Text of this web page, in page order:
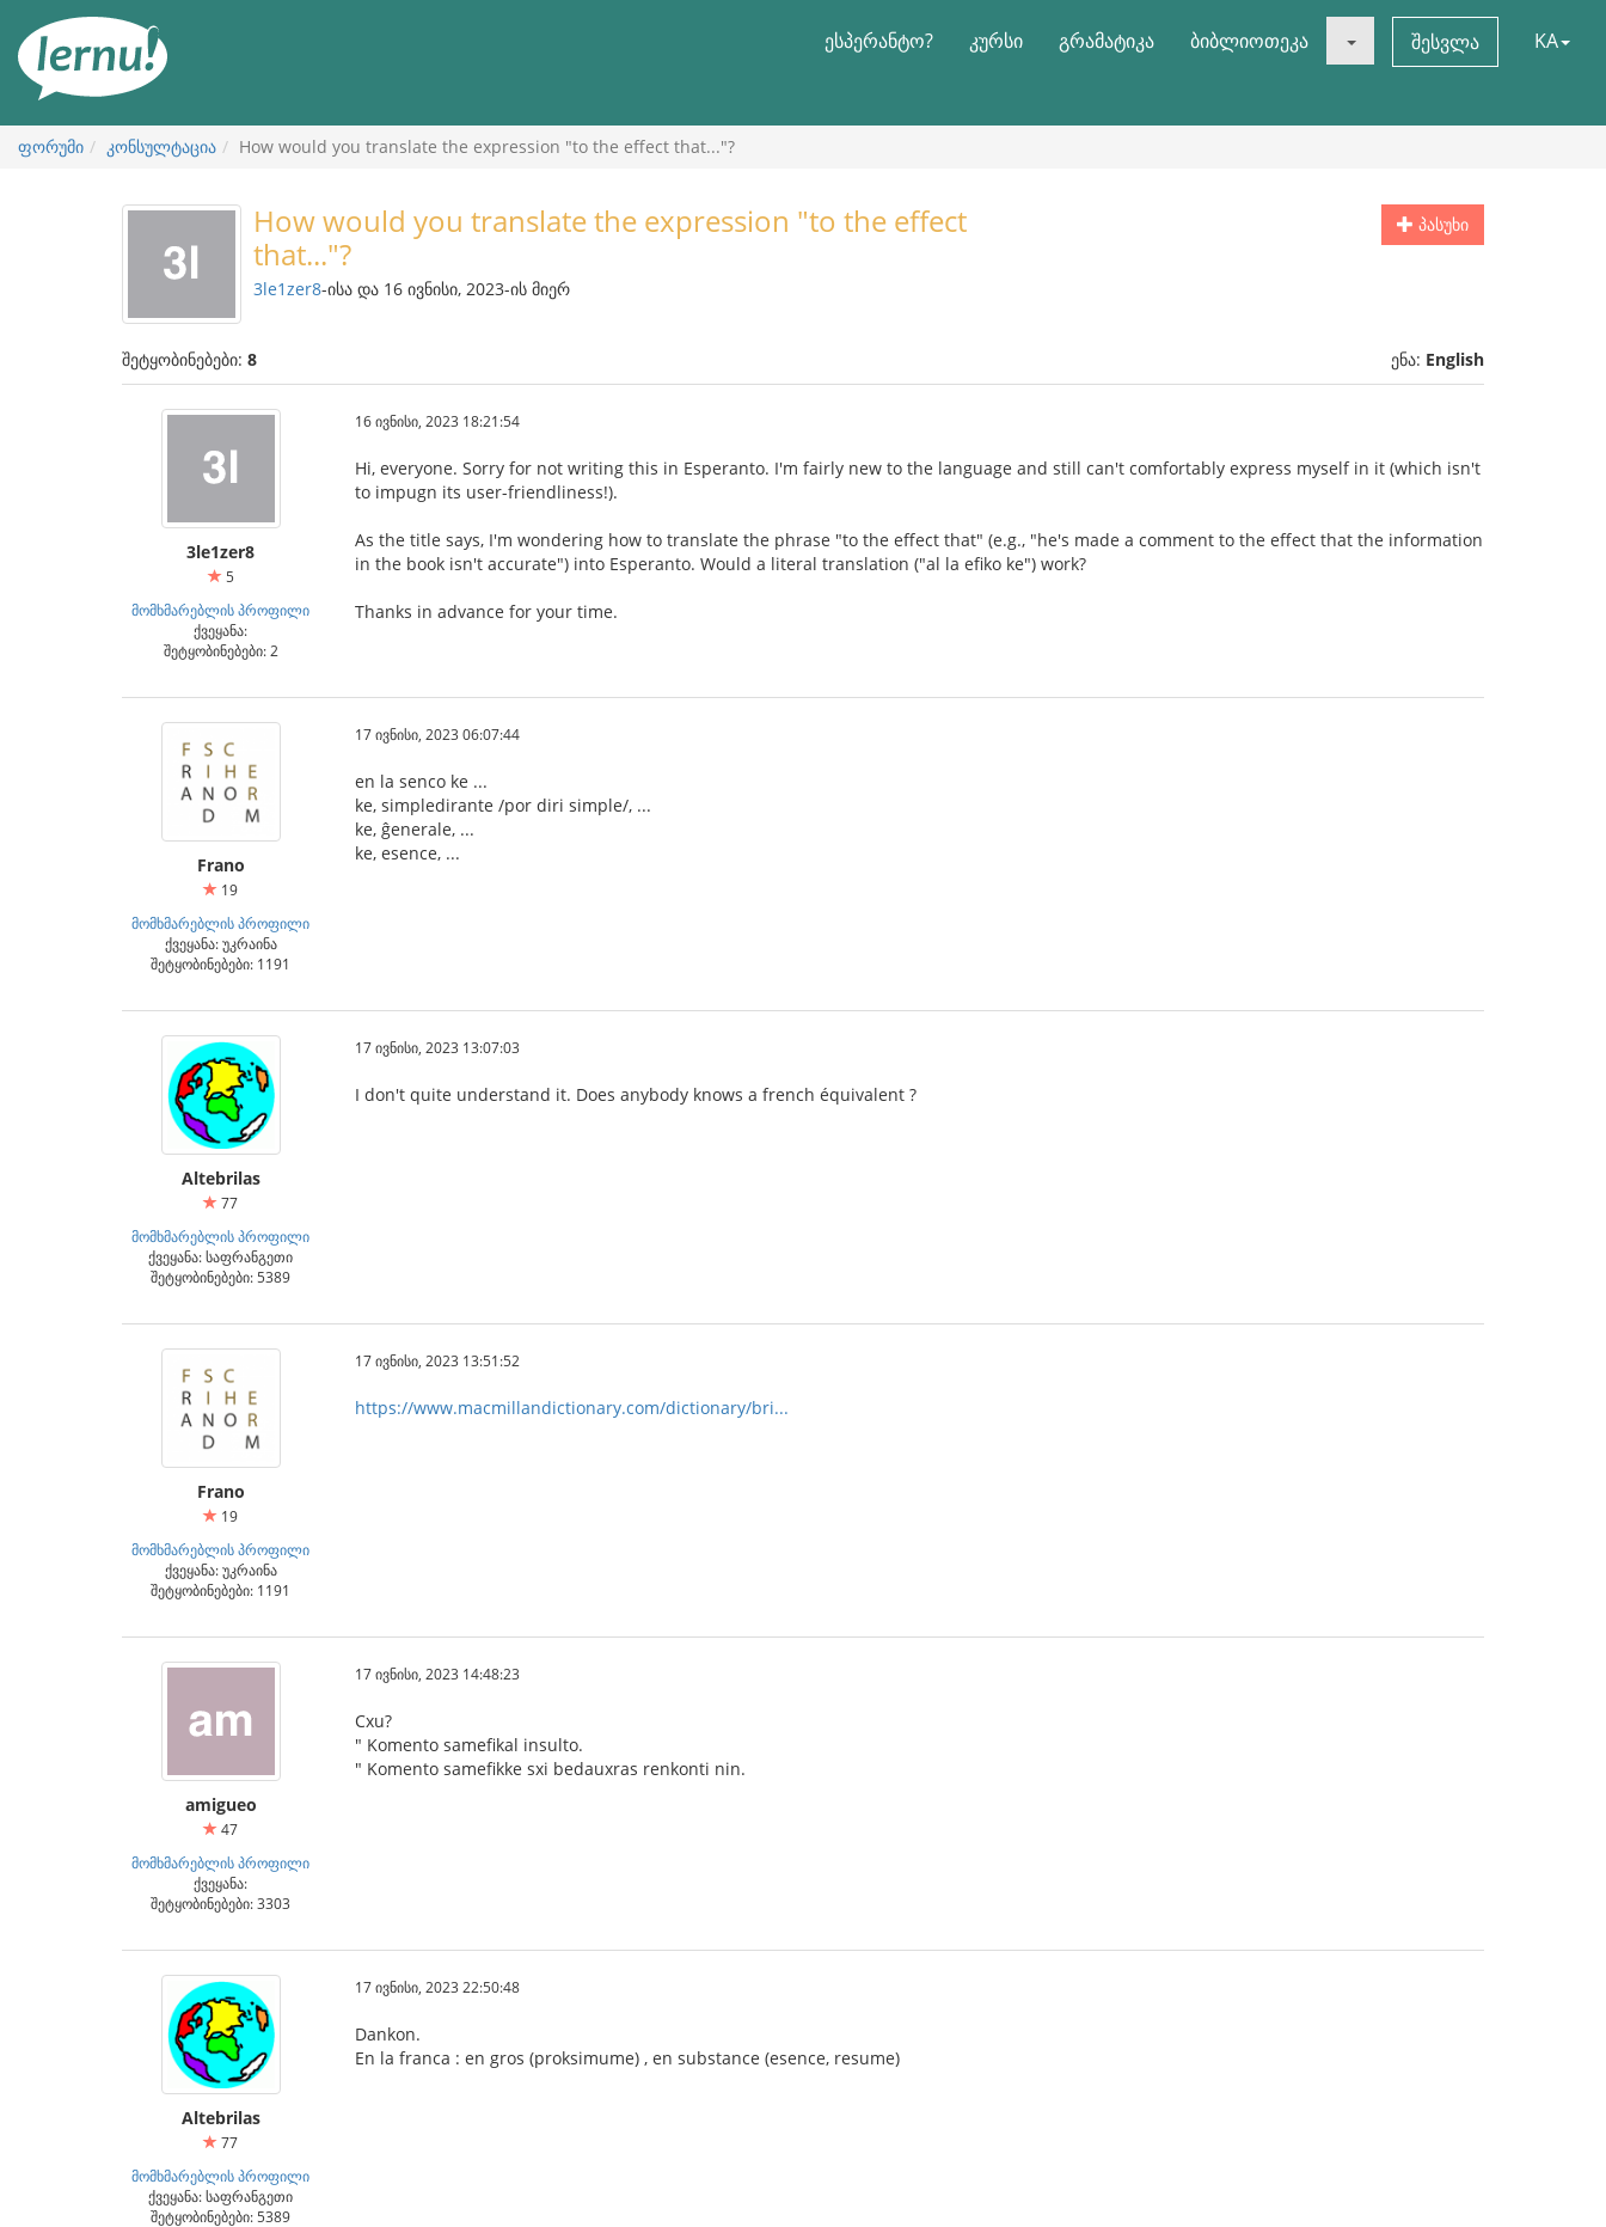
ნახვა
ესპერანტო? კურსი გრამატიკა ბიბლიოთეკა შესვლა KA
ფორუმი კონსულტაცია How would you translate the expression "to the effect that..."?
პასუხი
How would you translate the expression "to the effect
that..."?
3le1zer8-ისა და 16 ივნისი, 2023-ის მიერ
შეტყობინებები: 8 ენა: English
3le1zer8
5
მომხმარებლის პროფილი
ქვეყანა:
შეტყობინებები: 2
16 ივნისი, 2023 18:21:54
Hi, everyone. Sorry for not writing this in Esperanto. I'm fairly new to the language and still can't comfortably express myself in it (which isn't
to impugn its user-friendliness!).
As the title says, I'm wondering how to translate the phrase "to the effect that" (e.g., "he's made a comment to the effect that the information
in the book isn't accurate") into Esperanto. Would a literal translation ("al la efiko ke") work?
Thanks in advance for your time.
Frano
19
მომხმარებლის პროფილი
ქვეყანა: უკრაინა
შეტყობინებები: 1191
17 ივნისი, 2023 06:07:44
en la senco ke ...
ke, simpledirante /por diri simple/, ...
ke, ĝenerale, ...
ke, esence, ...
Altebrilas
77
მომხმარებლის პროფილი
ქვეყანა: საფრანგეთი
შეტყობინებები: 5389
17 ივნისი, 2023 13:07:03
I don't quite understand it. Does anybody knows a french équivalent ?
Frano
19
მომხმარებლის პროფილი
ქვეყანა: უკრაინა
შეტყობინებები: 1191
17 ივნისი, 2023 13:51:52
https://www.macmillandictionary.com/dictionary/bri...
amigueo
47
მომხმარებლის პროფილი
ქვეყანა:
შეტყობინებები: 3303
17 ივნისი, 2023 14:48:23
Cxu?
" Komento samefikal insulto.
" Komento samefikke sxi bedauxras renkonti nin.
Altebrilas
77
მომხმარებლის პროფილი
ქვეყანა: საფრანგეთი
შეტყობინებები: 5389
17 ივნისი, 2023 22:50:48
Dankon.
En la franca : en gros (proksimume) , en substance (esence, resume)